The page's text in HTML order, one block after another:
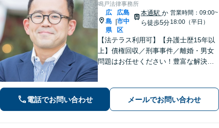
鳴戸法律事務所
広
島
県
|
広島
市中
区
本通駅 か
ら徒歩5分
営業時間：09:00~
18:00（平日）
【法テラス利用可】【弁護士歴15年以
上】債権回収／刑事事件／離婚・男女
問題はお任せください！豊富な解決実
談】【完全個室相談】【休日・夜間対
応可】【本通駅5分】
電話でお問い合わせ メールでお問い合わせ